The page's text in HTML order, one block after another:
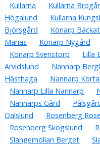
Kullarna
Kullarna
Högalund
Kullarna
Björsgård
Könarp
Marias
Könarp Nygård
Könarp Svenstorp
Lilla
Arvidslund
Nannarp
Hästhaga
Nannarp
Nannarp Lilla Nannarp
Nannarps Gård
Dalslund
Rosenberg
Rosenberg Skogslund
Slangemöllan Berget